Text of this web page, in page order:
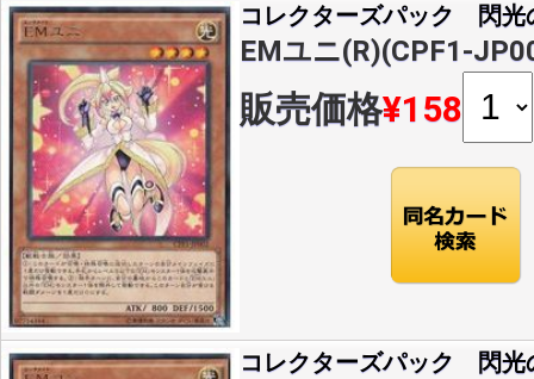
コレクターズパック 閃光
EMユニ(R)(CPF1-
販売価格¥158
コレクターズパック 閃光